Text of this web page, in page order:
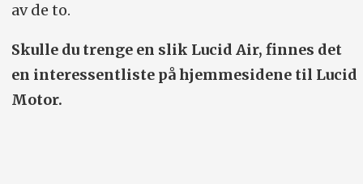
av de to.
Skulle du trenge en slik Lucid Air, finnes det
en interessentliste på hjemmesidene til Lucid
Motor.